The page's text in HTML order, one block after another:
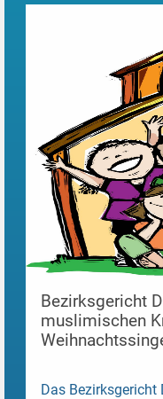
Bezirksgericht
muslimischen
Das